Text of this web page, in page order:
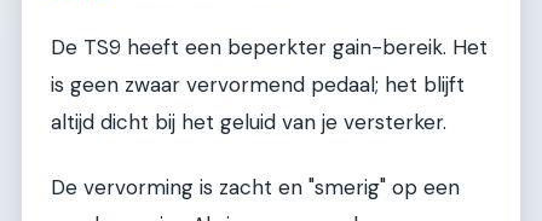
De TS9 heeft een beperkter gain-bereik. Het
is geen zwaar vervormend pedaal; het blijft
altijd dicht bij het geluid van je versterker.
De vervorming is zacht en "smerig" op een